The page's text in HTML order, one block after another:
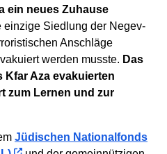
ein neues Zuhause
einzige Siedlung der Negev-
Anschläge
werden musste. Das
Kfar Aza evakuierten
zum Lernen und zur
Jüdischen Nationalfonds